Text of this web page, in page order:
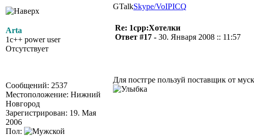
GTalkSkype/VoIPICQ
Arta
1c++ power user
Отсутствует
Сообщений: 2537
Местоположение: Нижний
Новгород
Зарегистрирован: 19. Мая
2006
Пол:
Re: 1cpp:Хотелки
Ответ #17 - 30. Января 2008 :: 11:57
Для постгре пользуй поставщик от